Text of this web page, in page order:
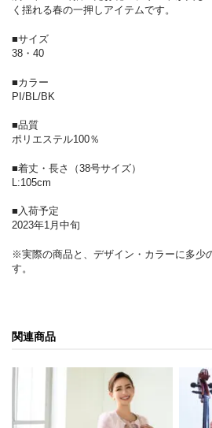
く揺れる春の一押しアイテムです。
■サイズ
38・40
■カラー
PI/BL/BK
■品質
ポリエステル100％
■着丈・長さ（38号サイズ）
L:105cm
■入荷予定
2023年1月中旬
※実際の商品と、デザイン・カラーに多少
す。
関連商品